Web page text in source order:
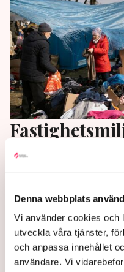
Denna webbplats
Vi använder cookies och
utveckla våra tjänster,
och anpassa innehållet
användare. Vi
nå Ukrainamål
Roger Akelius alla
ämnade för ukrainska
att vi passerar
stor”, säger han till DI.
4 years ago | Av: Redaktionen